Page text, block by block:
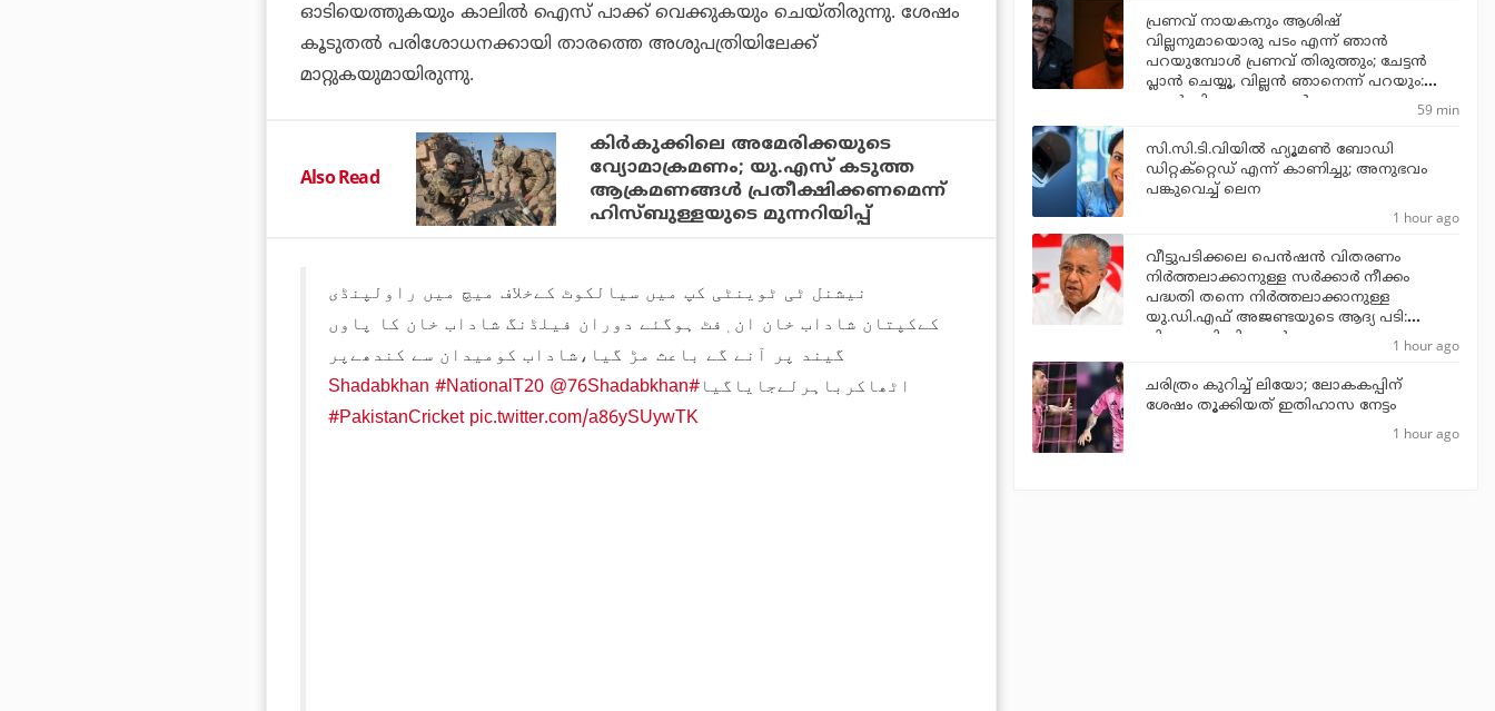
ഓടിയെത്തുകയും കാലില്‍ ഐസ് പാക്ക് വെക്കുകയും ചെയ്തിരുന്നു. ശേഷം
കൂടുതല്‍ പരിശോധനക്കായി താരത്തെ അശുപത്രിയിലേക്ക്
മാറ്റുകയുമായിരുന്നു.
Also Read
കിർകുക്കിലെ അമേരിക്കയുടെ
വ്യോമാക്രമണം; യു.എസ് കടുത്ത
ആക്രമണങ്ങൾ പ്രതീക്ഷിക്കണമെന്ന്
ഹിസ്ബുള്ളയുടെ മുന്നറിയിപ്പ്
نیشنل ٹی ٹوینٹی کپ میں سیالکوٹ کےخلاف میچ میں راولپنڈی
کےکپتان شاداب خان ان ٖفٹ ہوگئے دوران فیلڈنگ شاداب خان کا پاوں
گیند پر آنے گے باعث مڑ گیا،شاداب کومیدان سے کندھےپر
اٹھاکرباہرلےجایاگیا #Shadabkhan
#NationalT20 @76Shadabkhan
#PakistanCricket pic.twitter.com/a86ySUywTK
പ്രണവ് നായകനും ആശിഷ്
വില്ലനുമായൊരു പടം എന്ന് ഞാന്‍
പറയുമ്പോള്‍ പ്രണവ് തിരുത്തും; ചേട്ടന്‍
പ്ലാന്‍ ചെയ്യൂ, വില്ലന്‍ ഞാനെന്ന് പറയും:
ആന്റണി പെരുമ്പാവൂര്‍
59 min
സി.സി.ടി.വിയില്‍ ഹ്യൂമണ്‍ ബോഡി
ഡിറ്റക്‌റ്റെഡ് എന്ന് കാണിച്ചു; അനുഭവം
പങ്കുവെച്ച് ലെന
1 hour ago
വീട്ടുപടിക്കലെ പെന്‍ഷന്‍ വിതരണം
നിര്‍ത്തലാക്കാനുള്ള സര്‍ക്കാര്‍ നീക്കം
പദ്ധതി തന്നെ നിര്‍ത്തലാക്കാനുള്ള
യു.ഡി.എഫ് അജണ്ടയുടെ ആദ്യ പടി:
പിണറായി വിജയന്‍
1 hour ago
ചരിത്രം കുറിച്ച് ലിയോ; ലോകകപ്പിന്
ശേഷം തൂക്കിയത് ഇതിഹാസ നേട്ടം
1 hour ago